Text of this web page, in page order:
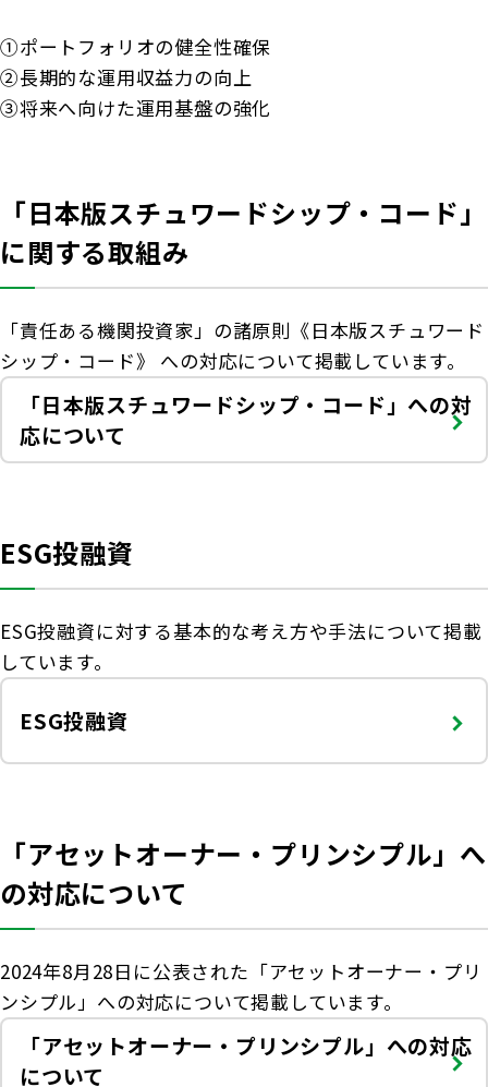
①ポートフォリオの健全性確保
②長期的な運用収益力の向上
③将来へ向けた運用基盤の強化
「日本版スチュワードシップ・コード」
に関する取組み
「責任ある機関投資家」の諸原則《日本版スチュワード
シップ・コード》 への対応について掲載しています。
「日本版スチュワードシップ・コード」 への対
応について
ESG投融資
ESG投融資に対する基本的な考え方や手法について掲載
しています。
ESG投融資
「アセットオーナー・プリンシプル」へ
の対応について
2024年8月28日に公表された「アセットオーナー・プリ
ンシプル」への対応について掲載しています。
「アセットオーナー・プリンシプル」 への対応
について